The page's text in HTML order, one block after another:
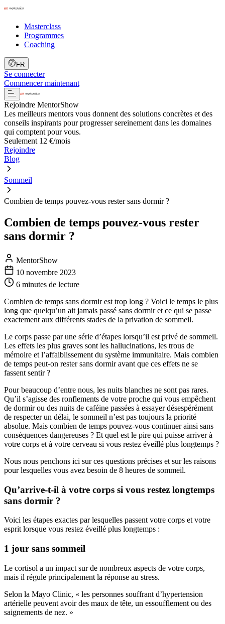
Masterclass
Programmes
Coaching
FR
Se connecter
Commencer maintenant
Rejoindre MentorShow
Les meilleurs mentors vous donnent des solutions concrètes et des
conseils inspirants pour progresser sereinement dans les domaines
qui comptent pour vous.
Seulement 12 €/mois
Rejoindre
Blog
Sommeil
Combien de temps pouvez-vous rester sans dormir ?
Combien de temps pouvez-vous rester
sans dormir ?
MentorShow
10 novembre 2023
6 minutes de lecture
Combien de temps sans dormir est trop long ? Voici le temps le plus
long que quelqu’un ait jamais passé sans dormir et ce qui se passe
exactement aux différents stades de la privation de sommeil.
Le corps passe par une série d’étapes lorsqu’il est privé de sommeil.
Les effets les plus graves sont les hallucinations, les trous de
mémoire et l’affaiblissement du système immunitaire. Mais combien
de temps peut-on rester sans dormir avant que ces effets ne se
fassent sentir ?
Pour beaucoup d’entre nous, les nuits blanches ne sont pas rares.
Qu’il s’agisse des ronflements de votre proche qui vous empêchent
de dormir ou des nuits de caféine passées à essayer désespérément
de respecter un délai, le sommeil n’est pas toujours la priorité
absolue. Mais combien de temps pouvez-vous continuer ainsi sans
conséquences dangereuses ? Et quel est le pire qui puisse arriver à
votre corps et à votre cerveau si vous restez éveillé plus longtemps ?
Nous nous penchons ici sur ces questions précises et sur les raisons
pour lesquelles vous avez besoin de 8 heures de sommeil.
Qu’arrive-t-il à votre corps si vous restez longtemps
sans dormir ?
Voici les étapes exactes par lesquelles passent votre corps et votre
esprit lorsque vous restez éveillé plus longtemps :
1 jour sans sommeil
Le cortisol a un impact sur de nombreux aspects de votre corps,
mais il régule principalement la réponse au stress.
Selon la Mayo Clinic, « les personnes souffrant d’hypertension
artérielle peuvent avoir des maux de tête, un essoufflement ou des
saignements de nez. »